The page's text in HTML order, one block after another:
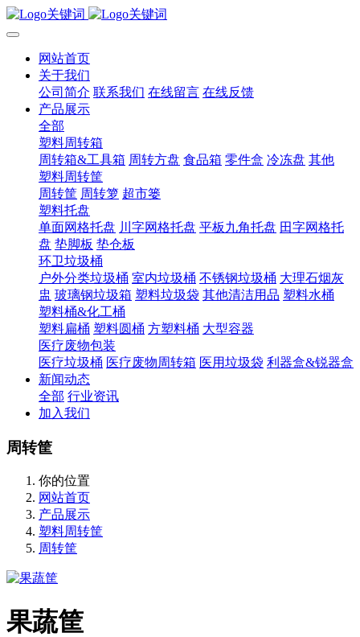
网站首页
关于我们
公司简介 联系我们 在线留言 在线反馈
产品展示
全部
塑料周转箱
周转箱&工具箱 周转方盘 食品箱 零件盒 冷冻盘 其他
塑料周转筐
周转筐 周转箩 超市篓
塑料托盘
单面网格托盘 川字网格托盘 平板九角托盘 田字网格托
盘 垫脚板 垫仓板
环卫垃圾桶
户外分类垃圾桶 室内垃圾桶 不锈钢垃圾桶 大理石烟灰
盅 玻璃钢垃圾箱 塑料垃圾袋 其他清洁用品 塑料水桶
塑料桶&化工桶
塑料扁桶 塑料圆桶 方塑料桶 大型容器
医疗废物包装
医疗垃圾桶 医疗废物周转箱 医用垃圾袋 利器盒&锐器盒
新闻动态
全部 行业资讯
加入我们
周转筐
你的位置
网站首页
产品展示
塑料周转筐
周转筐
果蔬筐